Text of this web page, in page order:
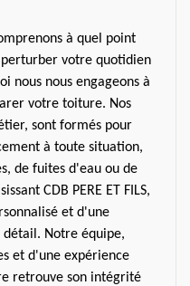
à quel point
votre quotidien
nous nous engageons à
votre toiture. Nos
sont formés pour
à toute situation,
de fuites d'eau ou de
CDB PERE ET FILS,
et d'une
Notre équipe,
et d'une expérience
retrouve son intégrité